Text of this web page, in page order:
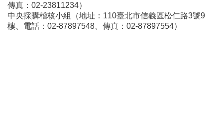
傳真：02-23811234）
中央採購稽核小組（地址：110臺北市信義區松仁路3號9
樓、電話：02-87897548、傳真：02-87897554）